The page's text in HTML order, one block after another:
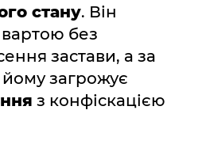
стану. Він
вартою без
застави, а за
загрожує
з конфіскацією